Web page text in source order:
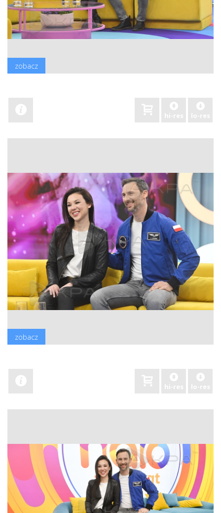
zobacz
hi-res lo-res
zobacz
hi-res lo-res